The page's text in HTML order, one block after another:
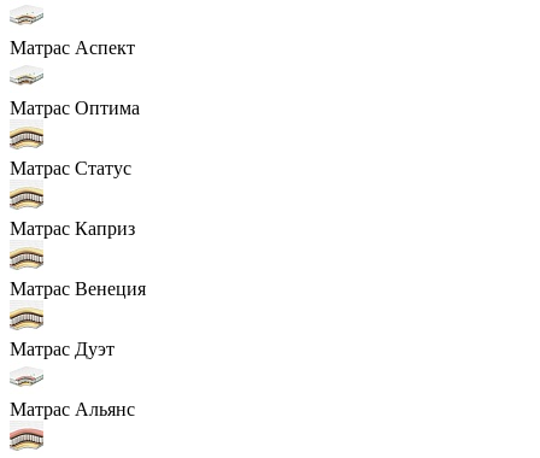
Матрас Аспект
Матрас Оптима
Матрас Статус
Матрас Каприз
Матрас Венеция
Матрас Дуэт
Матрас Альянс